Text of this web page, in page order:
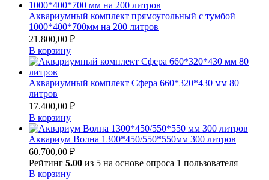
Аквариумный комплект прямоугольный с тумбой
1000*400*700мм на 200 литров
21.800,00 ₽
В корзину
Аквариумный комплект Сфера 660*320*430 мм 80
литров
17.400,00 ₽
В корзину
Аквариум Волна 1300*450/550*550мм 300 литров
60.700,00 ₽
Рейтинг 5.00 из 5 на основе опроса 1 пользователя
В корзину